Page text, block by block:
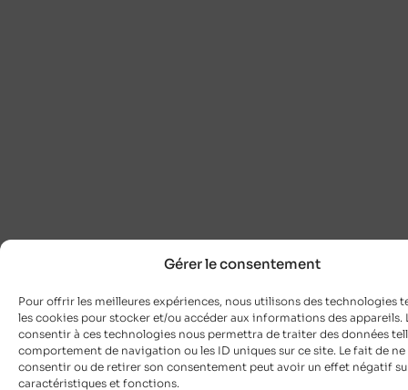
Gérer le consentement
Pour offrir les meilleures expériences, nous utilisons des technologies
les cookies pour stocker et/ou accéder aux informations des appareils.
consentir à ces technologies nous permettra de traiter des données
comportement de navigation ou les ID uniques sur ce site. Le fait de ne
consentir ou de retirer son consentement peut avoir un effet négatif
caractéristiques et fonctions.